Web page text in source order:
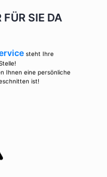
FÜR SIE DA
steht Ihre
Ihnen eine persönliche
ist!